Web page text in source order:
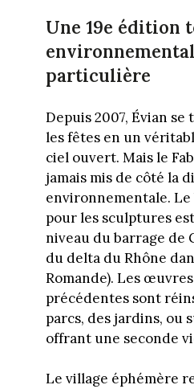
Une 19e édition
particulière
Depuis 2007, Évian
les fêtes en un
ciel ouvert. Mais le
jamais mis de côté la
environnementale.
pour les sculptures
niveau du barrage de
du delta du Rhône
Romande). Les
précédentes sont
parcs, des jardins, ou
offrant une seconde
Le village éphémère